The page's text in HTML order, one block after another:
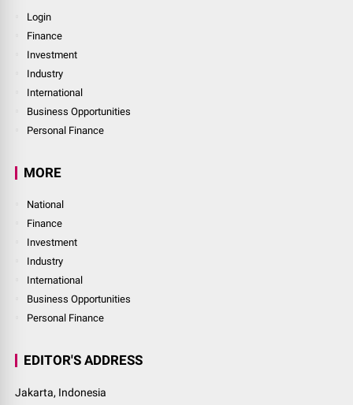
Login
Finance
Investment
Industry
International
Business Opportunities
Personal Finance
MORE
National
Finance
Investment
Industry
International
Business Opportunities
Personal Finance
EDITOR'S ADDRESS
Jakarta, Indonesia